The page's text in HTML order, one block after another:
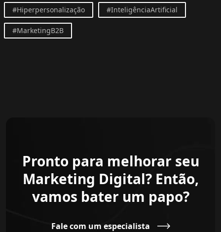
#Hiperpersonalização #InteligênciaArtificial
#MarketingB2B
Pronto para melhorar seu
Marketing Digital? Então,
vamos bater um papo?
Fale com um especialista